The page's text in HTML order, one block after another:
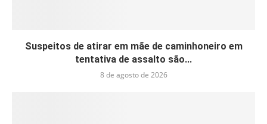
Suspeitos de atirar em mãe de caminhoneiro em
tentativa de assalto são...
8 de agosto de 2026